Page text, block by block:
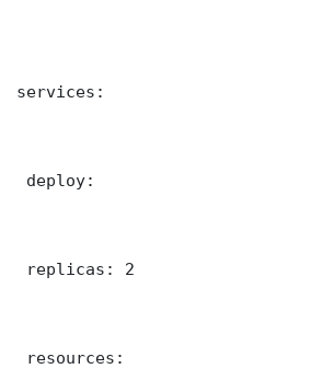
services:
deploy:
replicas: 2
resources: